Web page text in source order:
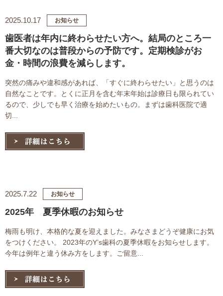
2025.10.17 お知らせ
歯医者は年内に終わらせたい方へ。結局のところ一
番大切なのは普段からの予防です。定期検診がお
金・時間の浪費を減らします。
突然の痛みや違和感があれば、「すぐに終わらせたい」と思うのは
自然なことです。とくに正月を含む年末年始は診療日も限られてい
るので、少しでも早く治療を始めたいもの。まずは歯科医院で適
切...
2025.7.22 お知らせ
2025年 夏季休暇のお知らせ
梅雨も明け、本格的な夏を迎えました。みなさまどうぞ健康にお気
をつけください。 2023年のY’s歯科の夏季休暇をお知らせします。
今年は例年と違う休み方をします。ご留意...